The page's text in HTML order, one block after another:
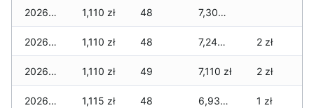
2026-06-10 1,110 zł 48 7,305 zł
2026-06-09 1,110 zł 48 7,240 zł 2 zł
2026-06-07 1,110 zł 49 7,110 zł 2 zł
2026-06-06 1,115 zł 48 6,930 zł 1 zł